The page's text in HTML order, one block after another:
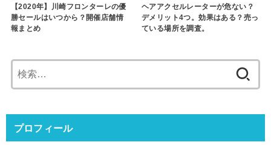
【2020年】川崎フロンターレの優
勝セールはいつから？開催店舗情
報まとめ
ヘアアクセルレーターが危ない？
デメリット4つ。効果はある？売っ
ている場所を調査。
索:
プロフィール